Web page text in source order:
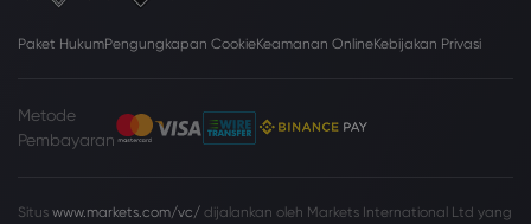
Paket HukumPengungkapan CookieKeamanan OnlineKebijakan Privasi
Metode
Pembayaran
Situs www.markets.com/vc/ dijalankan oleh Markets International Ltd yang